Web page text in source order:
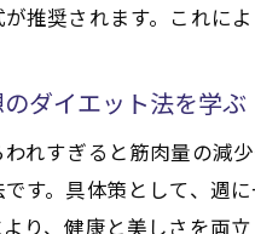
推奨されます。これに
ダイエット法を学ぶ
れすぎると筋肉量の減
す。具体策として、週
り、健康と美しさを両